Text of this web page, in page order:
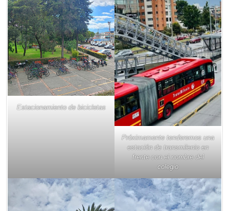
Estacionamiento de bicicletas
Próximamente tenderemos una
estación de transmilenio en
frente con el nombre del
colegio